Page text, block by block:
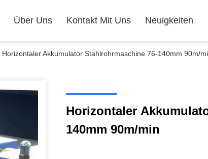
Über Uns Kontakt Mit Uns Neuigkeiten
Horizontaler Akkumulator Stahlrohrmaschine 76-140mm 90m/
Horizontaler
140mm 90m/min